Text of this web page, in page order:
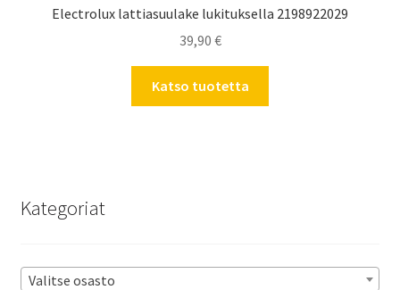
Electrolux lattiasuulake lukituksella 2198922029
39,90 €
Katso tuotetta
Kategoriat
Valitse osasto